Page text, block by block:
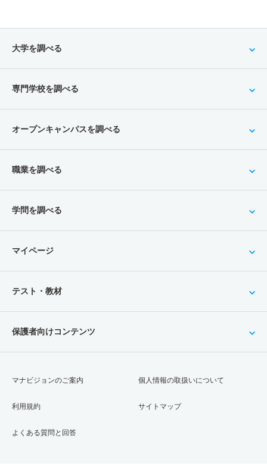
大学を調べる
専門学校を調べる
オープンキャンパスを調べる
職業を調べる
学問を調べる
マイページ
テスト・教材
保護者向けコンテンツ
マナビジョンのご案内
利用規約
よくある質問と回答
個人情報の取扱いについて
サイトマップ